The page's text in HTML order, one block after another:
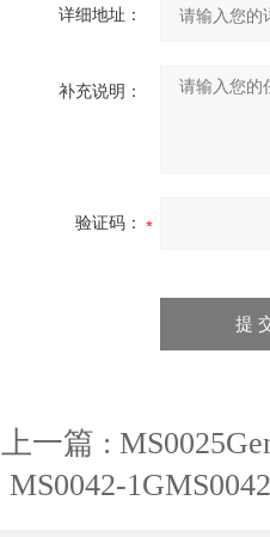
详细地址：
补充说明：
验证码：
上一篇 :
MS0042-